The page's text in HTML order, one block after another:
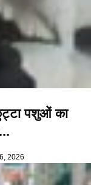
छुट्टा पशुओं का
2026